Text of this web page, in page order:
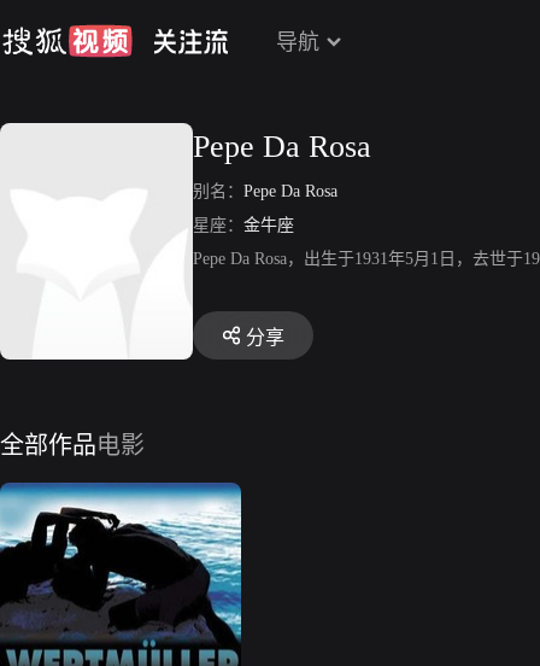
导航
Pepe Da Rosa
别名： Pepe Da Rosa
星座： 金牛座
Pepe Da Rosa，出生于1931年5月1日，去世于
分享
全部作品电影